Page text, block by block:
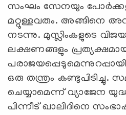
സംഘം സേനയും
മറ്റുള്ളവരും. അങ്ങിനെ
നടന്നു. മുസ്ലിംകളുടെ
ലക്ഷണങ്ങളും
ഒരു തന്ത്രം കണ്ടുപിടിച്ചു.
ചെയ്യാമെന്ന് വ്യാജേന
പിന്നീട് ഖാലിദിനെ